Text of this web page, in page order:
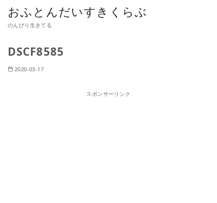
おふとんだいすきくらぶ
のんびり生きてる
DSCF8585
2020-03-17
スポンサーリンク